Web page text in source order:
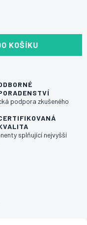
KOŠÍKU
podpora zkušeného
splňující nejvyšší